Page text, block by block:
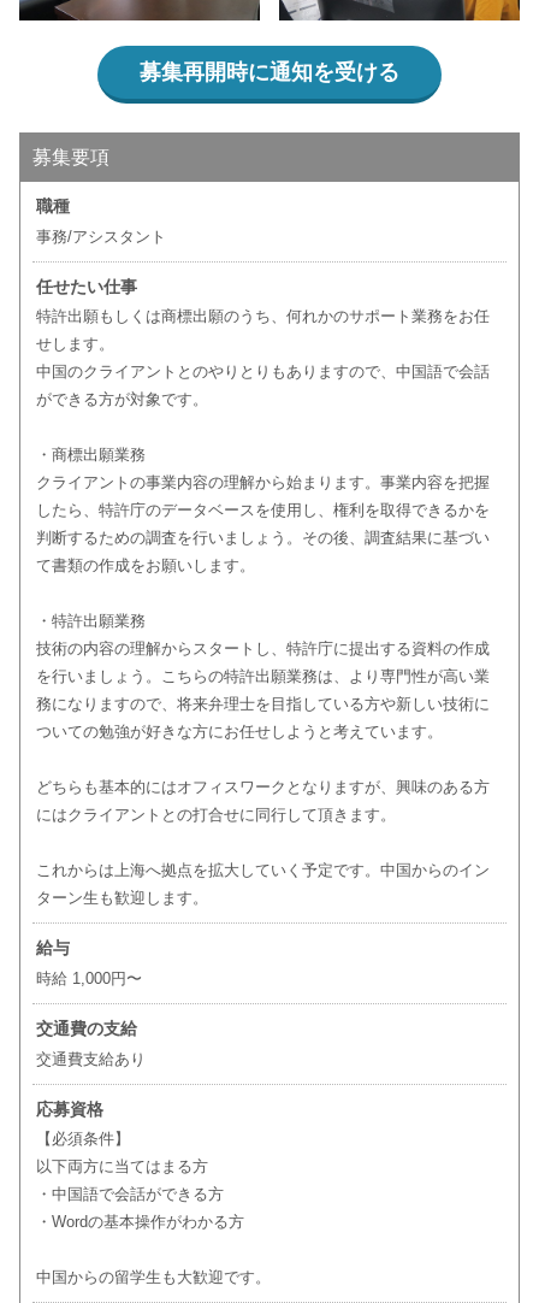
募集再開時に通知を受ける
募集要項
職種
事務/アシスタント
任せたい仕事
特許出願もしくは商標出願のうち、何れかのサポート業務をお任
せします。
中国のクライアントとのやりとりもありますので、中国語で会話
ができる方が対象です。
・商標出願業務
クライアントの事業内容の理解から始まります。事業内容を把握
したら、特許庁のデータベースを使用し、権利を取得できるかを
判断するための調査を行いましょう。その後、調査結果に基づい
て書類の作成をお願いします。
・特許出願業務
技術の内容の理解からスタートし、特許庁に提出する資料の作成
を行いましょう。こちらの特許出願業務は、より専門性が高い業
務になりますので、将来弁理士を目指している方や新しい技術に
ついての勉強が好きな方にお任せしようと考えています。
どちらも基本的にはオフィスワークとなりますが、興味のある方
にはクライアントとの打合せに同行して頂きます。
これからは上海へ拠点を拡大していく予定です。中国からのイン
ターン生も歓迎します。
給与
時給 1,000円〜
交通費の支給
交通費支給あり
応募資格
【必須条件】
以下両方に当てはまる方
・中国語で会話ができる方
・Wordの基本操作がわかる方
中国からの留学生も大歓迎です。